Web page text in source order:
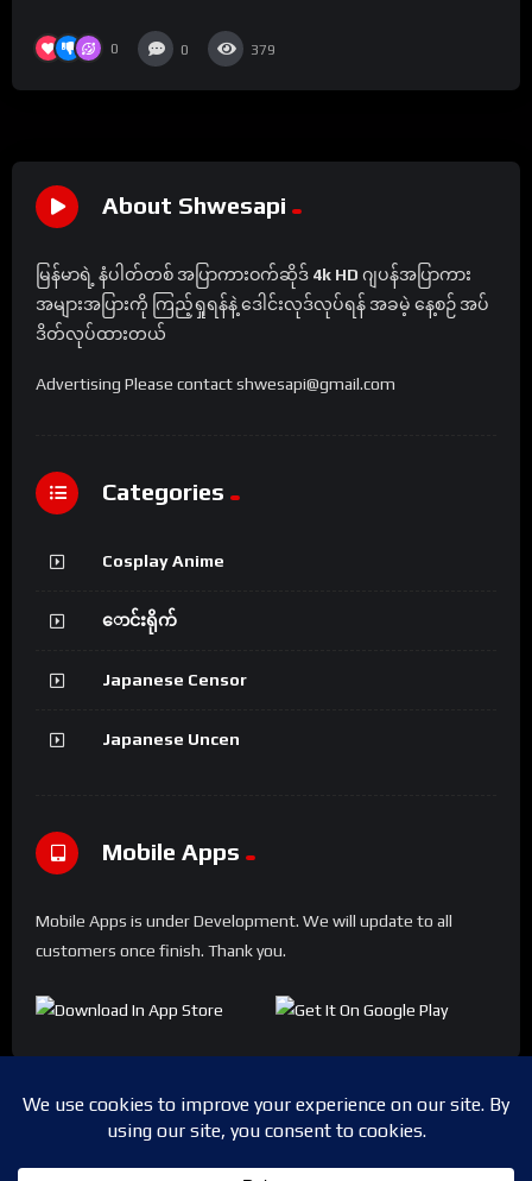
0 0 379
About Shwesapi
မြန်မာရဲ့ နံပါတ်တစ် အပြာကားဝက်ဆိုဒ် 4k HD ဂျပန်အပြာကား
အများအပြားကို ကြည့်ရှုရန်နဲ့ ဒေါင်းလုဒ်လုပ်ရန် အခမဲ့ နေ့စဉ် အပ်
ဒိတ်လုပ်ထားတယ်
Advertising Please contact shwesapi@gmail.com
Categories
Cosplay Anime
ောင်းရိုက်
Japanese Censor
Japanese Uncen
Mobile Apps
Mobile Apps is under Development. We will update to all
customers once finish. Thank you.
Copyright © 2024 Shwesapi